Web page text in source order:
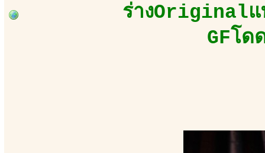
ร่างOriginalแ
GFโ